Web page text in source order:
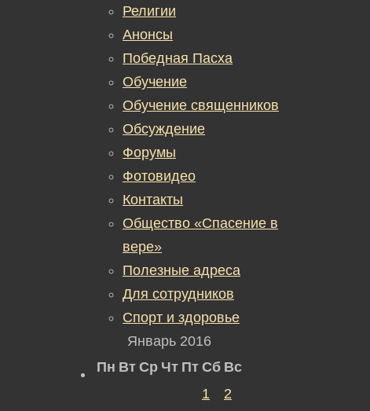
Религии
Анонсы
Победная Пасха
Обучение
Обучение священников
Обсуждение
Форумы
Фотовидео
Контакты
Общество «Спасение в
вере»
Полезные адреса
Для сотрудников
Спорт и здоровье
Январь 2016
Пн Вт Ср Чт Пт Сб Вс
1
2